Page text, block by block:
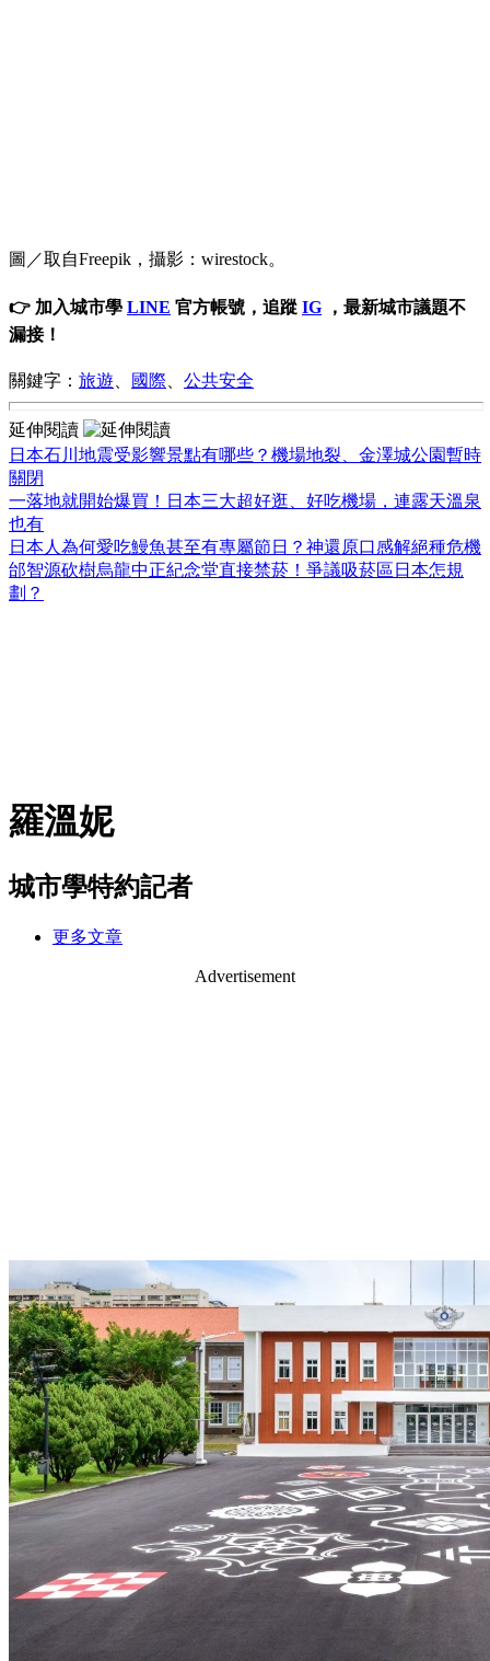
圖／取自Freepik，攝影：wirestock。
👉 加入城市學 LINE 官方帳號，追蹤 IG ，最新城市議題不
漏接！
關鍵字： 旅遊 國際 公共安全
延伸閱讀
日本石川地震受影響景點有哪些？機場地裂、金澤城公園暫時
關閉
一落地就開始爆買！日本三大超好逛、好吃機場，連露天溫泉
也有
日本人為何愛吃鰻魚甚至有專屬節日？神還原口感解絕種危機
邰智源砍樹烏龍中正紀念堂直接禁菸！爭議吸菸區日本怎規
劃？
羅溫妮
城市學特約記者
更多文章
Advertisement